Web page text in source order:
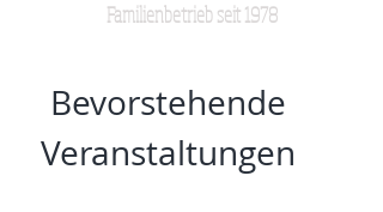
Familienbetrieb seit 1978
Bevorstehende
Veranstaltungen